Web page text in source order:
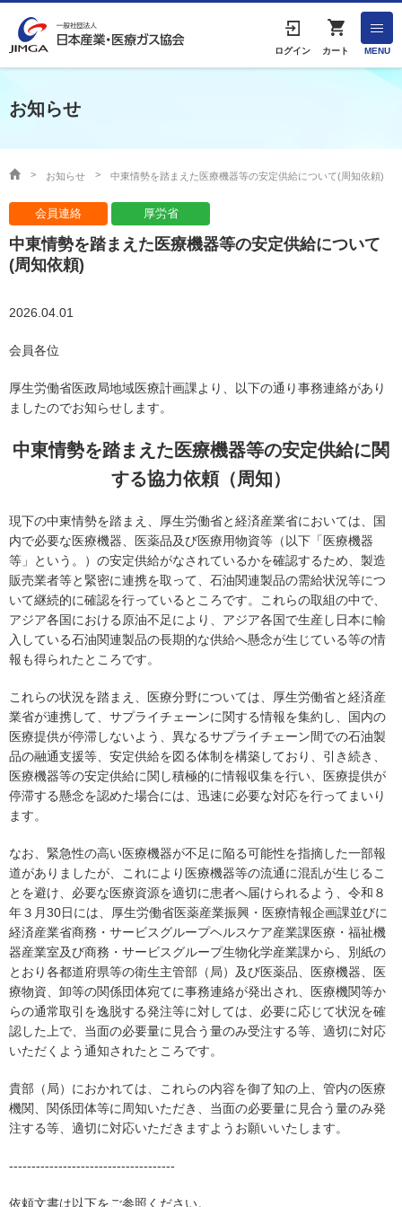
ログイン カート MENU
English
HOME
事業者の方へ
出版物・物品の販売
協会連絡先
協会案内
事業者の方へ
出版物・物品の販売
セミナー・イベント
eラーニング・教育資料
会報誌・本部活動報告
地域本部のページ
統計資料
MGR
利用規約
プライバシーポリシー
特定商取引法に基づく表記
お知らせ
お知らせ 中東情勢を踏まえた医療機器等の安定供給について(周知依頼)
会員連絡 厚労省
中東情勢を踏まえた医療機器等の安定供給について
(周知依頼)
2026.04.01
会員各位
厚生労働省医政局地域医療計画課より、以下の通り事務連絡があり
ましたのでお知らせします。
中東情勢を踏まえた医療機器等の安定供給に関
する協力依頼（周知）
現下の中東情勢を踏まえ、厚生労働省と経済産業省においては、国
内で必要な医療機器、医薬品及び医療用物資等（以下「医療機器
等」という。）の安定供給がなされているかを確認するため、製造
販売業者等と緊密に連携を取って、石油関連製品の需給状況等につ
いて継続的に確認を行っているところです。これらの取組の中で、
アジア各国における原油不足により、アジア各国で生産し日本に輸
入している石油関連製品の長期的な供給へ懸念が生じている等の情
報も得られたところです。
これらの状況を踏まえ、医療分野については、厚生労働省と経済産
業省が連携して、サプライチェーンに関する情報を集約し、国内の
医療提供が停滞しないよう、異なるサプライチェーン間での石油製
品の融通支援等、安定供給を図る体制を構築しており、引き続き、
医療機器等の安定供給に関し積極的に情報収集を行い、医療提供が
停滞する懸念を認めた場合には、迅速に必要な対応を行ってまいり
ます。
なお、緊急性の高い医療機器が不足に陥る可能性を指摘した一部報
道がありましたが、これにより医療機器等の流通に混乱が生じるこ
とを避け、必要な医療資源を適切に患者へ届けられるよう、令和８
年３月30日には、厚生労働省医薬産業振興・医療情報企画課並びに
経済産業省商務・サービスグループヘルスケア産業課医療・福祉機
器産業室及び商務・サービスグループ生物化学産業課から、別紙の
とおり各都道府県等の衛生主管部（局）及び医薬品、医療機器、医
療物資、卸等の関係団体宛てに事務連絡が発出され、医療機関等か
らの通常取引を逸脱する発注等に対しては、必要に応じて状況を確
認した上で、当面の必要量に見合う量のみ受注する等、適切に対応
いただくよう通知されたところです。
貴部（局）におかれては、これらの内容を御了知の上、管内の医療
機関、関係団体等に周知いただき、当面の必要量に見合う量のみ発
注する等、適切に対応いただきますようお願いいたします。
-------------------------------------
依頼文書は以下をご参照ください。